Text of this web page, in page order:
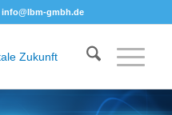
info@lbm-gmbh.de